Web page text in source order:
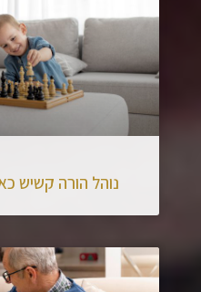
נוהל הורה קשיש